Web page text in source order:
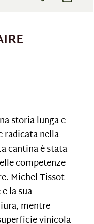
storia lunga e
nella
cantina è stata
competenze
Michel Tissot
la sua
mentre
vinicola